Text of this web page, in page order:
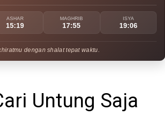
ASHAR
15:19
MAGHRIB
17:55
ISYA
19:06
dengan shalat tepat waktu.
Untung Saja